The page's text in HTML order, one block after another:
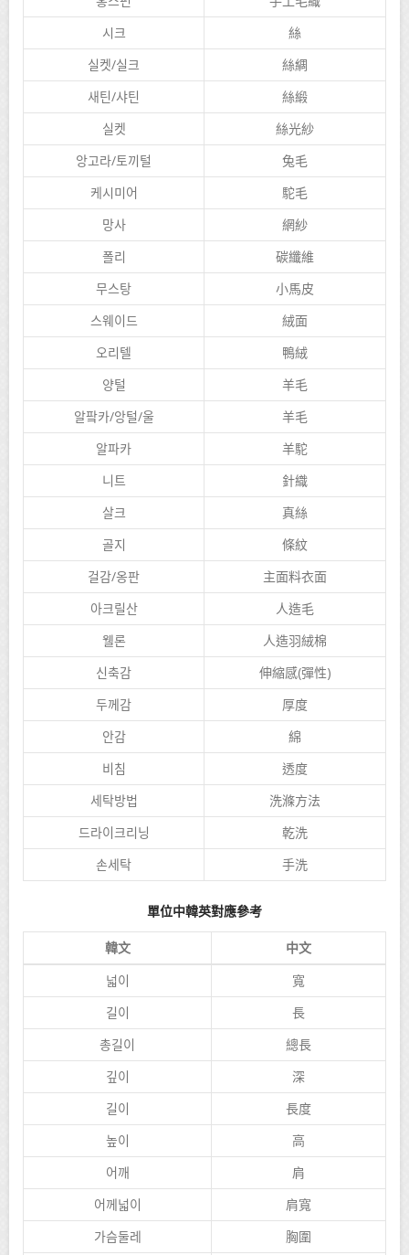
시크
絲
실켓/실크
絲綢
새틴/샤틴
絲緞
실켓
絲光紗
앙고라/토끼털
兔毛
케시미어
駝毛
망사
網紗
폴리
碳纖維
무스탕
小馬皮
스웨이드
絨面
오리텔
鴨絨
양털
羊毛
알팤카/앙털/울
羊毛
알파카
羊駝
니트
針織
살크
真絲
골지
條紋
걸감/옹판
主面料衣面
아크릴산
人造毛
웰론
人造羽絨棉
신축감
伸縮感(彈性)
두께감
厚度
안감
綿
비침
透度
세탁방법
洗滌方法
드라이크리닝
乾洗
손세탁
手洗
單位中韓英對應參考
韓文
中文
넓이
寬
길이
長
총길이
總長
깊이
深
길이
長度
높이
高
어깨
肩
어께넓이
肩寬
가슴둘레
胸圍